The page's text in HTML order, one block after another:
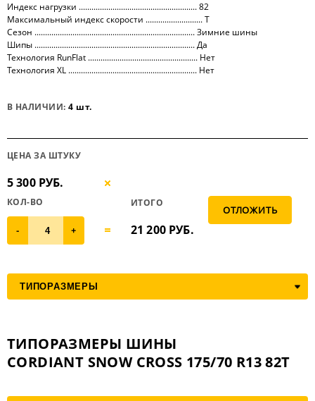
Индекс нагрузки ........................................................ 82
Максимальный индекс скорости ........................... T
Сезон ............................................................................ Зимние шины
Шипы ............................................................................ Да
Технология RunFlat .................................................... Нет
Технология XL ............................................................. Нет
В НАЛИЧИИ:4 шт.
ЦЕНА ЗА ШТУКУ
5 300 РУБ.
КОЛ-ВО
- +
ИТОГО
21 200РУБ.
ТИПОРАЗМЕРЫ ШИНЫ
CORDIANT SNOW CROSS 175/70 R13 82T